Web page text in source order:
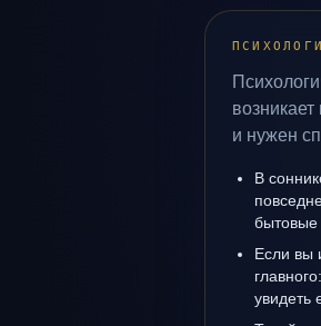
и нужен
В
бытовые
Если вы
увидеть